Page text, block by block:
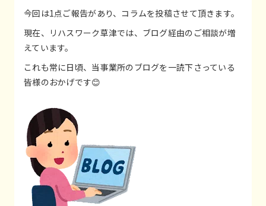
今回は1点ご報告があり、コラムを投稿させて頂きます。
現在、リハスワーク草津では、ブログ経由のご相談が増
えています。
これも常に日頃、当事業所のブログを一読下さっている
皆様のおかげです😊